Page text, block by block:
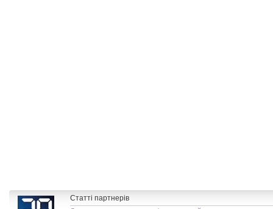
Статті партнерів